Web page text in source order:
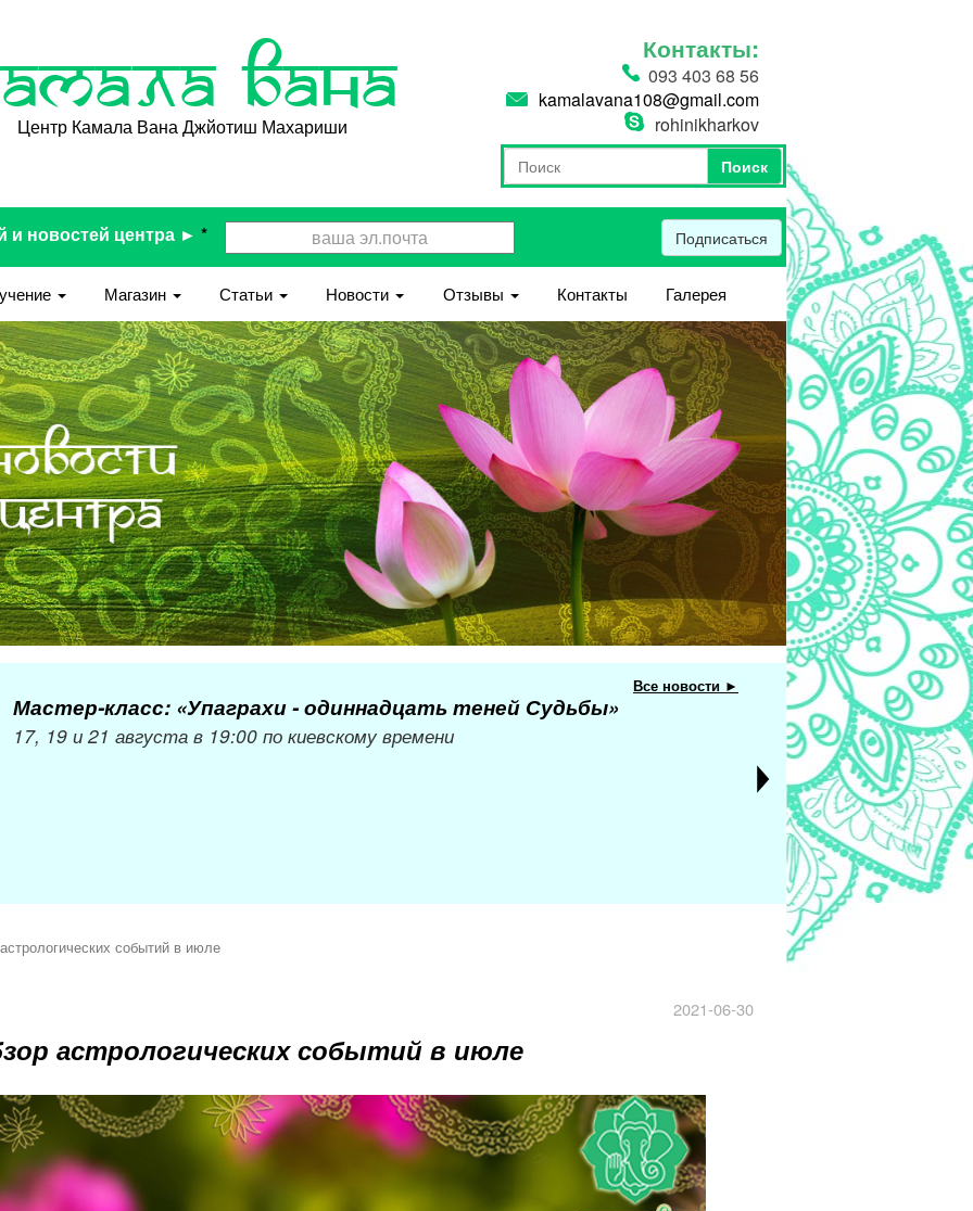
Вана
Центр Камала Вана Джйотиш Махариши
Контакты:
093 403 68 56
kamalavana108@gmail.com
rohinikharkov
Форма поиска
Поиск
Поиск
и новостей центра ► * Подписаться
Магазин Статьи Новости Отзывы Контакты Галерея
Все новости ►
Мастер-класс: «Упаграхи - одиннадцать теней Судьбы»
17, 19 и 21 августа в 19:00 по киевскому времени
событий в июле
2021-06-30
астрологических событий в июле